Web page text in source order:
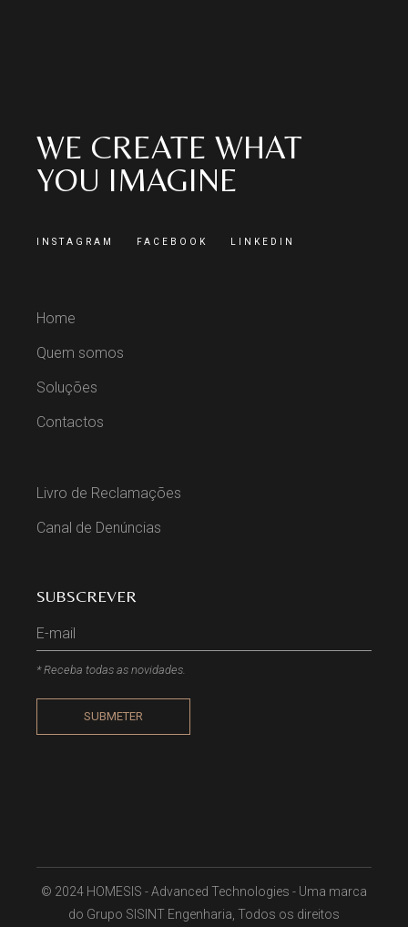
WE CREATE WHAT
YOU IMAGINE
INSTAGRAM FACEBOOK LINKEDIN
Home
Quem somos
Soluções
Contactos
Livro de Reclamações
Canal de Denúncias
SUBSCREVER
* Receba todas as novidades.
SUBMETER
© 2024 HOMESIS - Advanced Technologies - Uma marca
do Grupo SISINT Engenharia, Todos os direitos